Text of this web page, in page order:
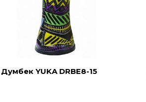
Думбек YUKA DRBE8-15